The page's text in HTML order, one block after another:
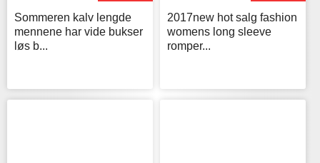
Sommeren kalv lengde
mennene har vide bukser
løs b...
2017new hot salg fashion
womens long sleeve
romper...